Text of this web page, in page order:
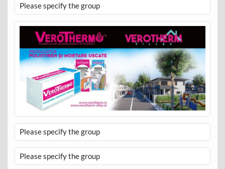
Please specify the group
Please specify the group
Please specify the group